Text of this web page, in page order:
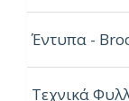
Πάχος:
Έντυπα -
Τεχνικά